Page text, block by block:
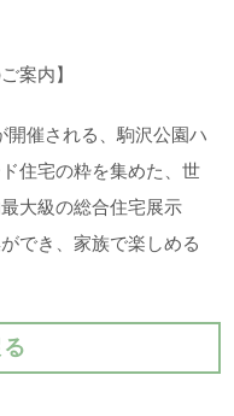
案内】
開催される、駒沢公園ハ
住宅の粋を集めた、世
大級の総合住宅展示
でき、家族で楽しめる